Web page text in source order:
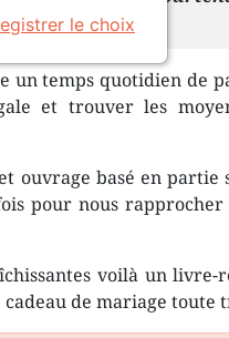
un temps quotidien de
et trouver les
ouvrage basé en partie
pour nous
voilà un livre-
de mariage toute
le choix